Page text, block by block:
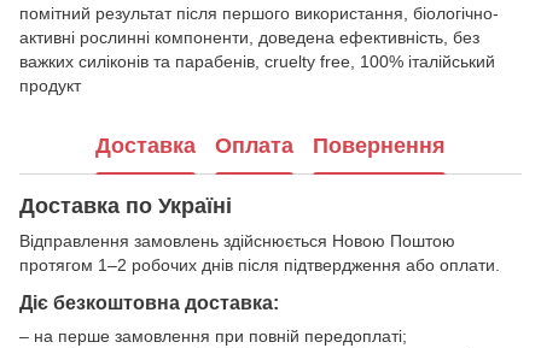
помітний результат після першого використання, біологічно-
активні рослинні компоненти, доведена ефективність, без
важких силіконів та парабенів, cruelty free, 100% італійський
продукт
Доставка Оплата Повернення
Доставка по Україні
Відправлення замовлень здійснюється Новою Поштою
протягом 1–2 робочих днів після підтвердження або оплати.
Діє безкоштовна доставка:
– на перше замовлення при повній передоплаті;